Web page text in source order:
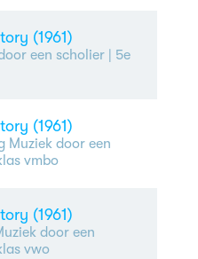
(1961)
een scholier| 5e
(1961)
Muziek door een
vmbo
(1961)
door een
vwo